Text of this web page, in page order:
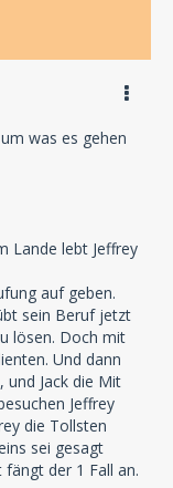
was es gehen
Lande lebt Jeffrey
auf geben.
sein Beruf jetzt
lösen. Doch mit
Und dann
und Jack die Mit
Jeffrey
die Tollsten
sei gesagt
der 1 Fall an.